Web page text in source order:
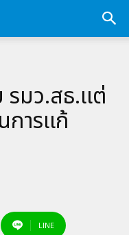
รมว.สธ.แต่
การแก้
LINE